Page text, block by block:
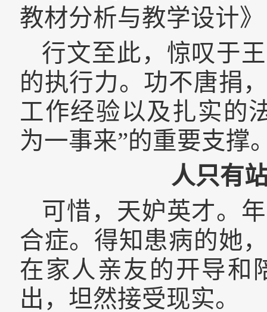
教材分析与教学设计
行文至此，惊叹于
的执行力。功不唐捐
工作经验以及扎实的
为一事来”的重要支撑
人只有
可惜，天妒英才。
合症。得知患病的她
在家人亲友的开导和
出，坦然接受现实。